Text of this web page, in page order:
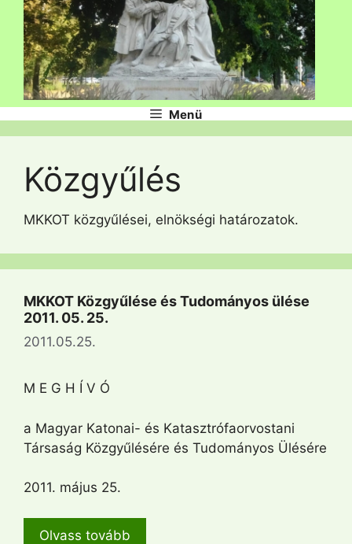
Menü
Közgyűlés
MKKOT közgyűlései, elnökségi határozatok.
MKKOT Közgyűlése és Tudományos ülése
2011. 05. 25.
2011.05.25.
M E G H Í V Ó
a Magyar Katonai- és Katasztrófaorvostani
Társaság Közgyűlésére és Tudományos Ülésére
2011. május 25.
Olvass tovább